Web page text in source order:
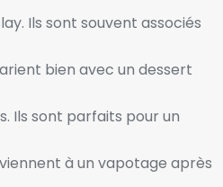
Ils sont souvent associés
bien avec un dessert
Ils sont parfaits pour un
à un vapotage après